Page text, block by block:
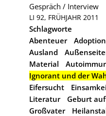
Gespräch / Interview
LI 92, FRÜHJAHR 2011
Schlagworte
Abenteuer
Adoption
Ausland
Material
Ignorant und der
Eifersucht
Literatur
Geburt
Großvater